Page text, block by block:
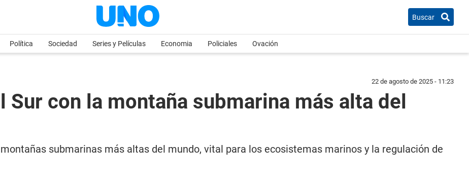
Buscar
Política Sociedad Series y Películas Economia Policiales Ovación
22 de agosto de 2025 - 11:23
Sur con la montaña submarina más alta del
submarinas más altas del mundo, vital para los ecosistemas marinos y la regulación de